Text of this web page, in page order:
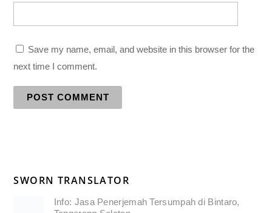
Save my name, email, and website in this browser for the
next time I comment.
SWORN TRANSLATOR
Info: Jasa Penerjemah Tersumpah di Bintaro,